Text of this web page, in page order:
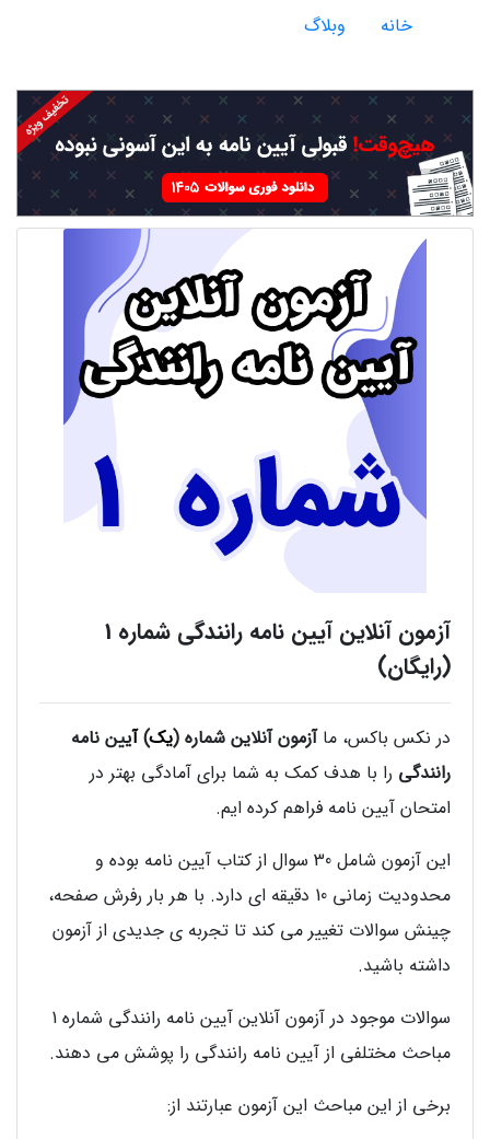
خانه وبلاگ
آزمون آنلاین آیین نامه رانندگی شماره 1
(رایگان)
در نکس باکس، ماآزمون آنلاین شماره (یک)آیین نامه
رانندگی را با هدف کمک به شما برای آمادگی بهتر در
امتحان آیین نامه فراهم کرده ایم.
این آزمون شامل 30 سوال از کتاب آیین نامه بوده و
محدودیت زمانی 10 دقیقه ای دارد. با هر بار رفرش صفحه،
چینش سوالات تغییر می کند تا تجربه ی جدیدی از آزمون
داشته باشید.
سوالات موجود در آزمون آنلاین آیین نامه رانندگی شماره 1
مباحث مختلفی از آیین نامه رانندگی را پوشش می دهند.
برخی از این مباحث این آزمون عبارتند از: